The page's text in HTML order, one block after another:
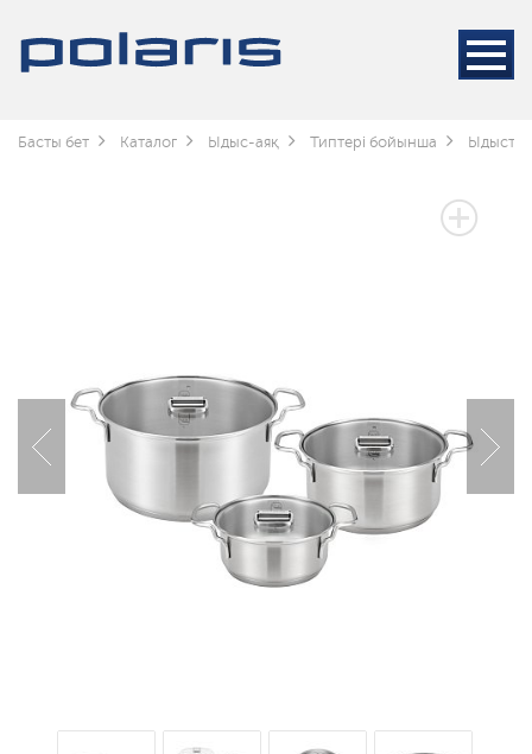
Басты бет Каталог Ыдыс-аяқ Типтері бойынша